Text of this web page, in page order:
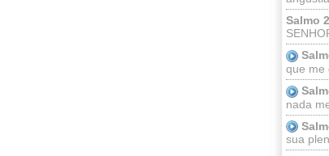
Salmo
que me
nada
sua